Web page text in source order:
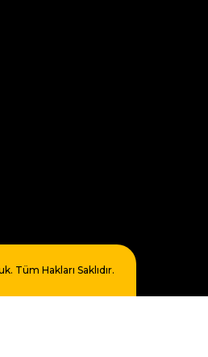
Tüm Hakları Saklıdır.